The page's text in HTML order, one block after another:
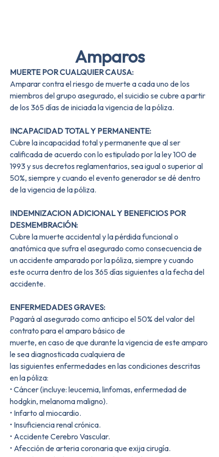
Amparos
MUERTE POR CUALQUIER CAUSA:
Amparar contra el riesgo de muerte a cada uno de los
miembros del grupo asegurado, el suicidio se cubre a partir
de los 365 días de iniciada la vigencia de la póliza.
INCAPACIDAD TOTAL Y PERMANENTE:
Cubre la incapacidad total y permanente que al ser
calificada de acuerdo con lo estipulado por la ley 100 de
1993 y sus decretos reglamentarios, sea igual o superior al
50%, siempre y cuando el evento generador se dé dentro
de la vigencia de la póliza.
INDEMNIZACION ADICIONAL Y BENEFICIOS POR
DESMEMBRACIÓN:
Cubre la muerte accidental y la pérdida funcional o
anatómica que sufra el asegurado como consecuencia de
un accidente amparado por la póliza, siempre y cuando
este ocurra dentro de los 365 días siguientes a la fecha del
accidente.
ENFERMEDADES GRAVES:
Pagará al asegurado como anticipo el 50% del valor del
contrato para el amparo básico de
muerte, en caso de que durante la vigencia de este amparo
le sea diagnosticada cualquiera de
las siguientes enfermedades en las condiciones descritas
en la póliza:
• Cáncer (incluye: leucemia, linfomas, enfermedad de
hodgkin, melanoma maligno).
• Infarto al miocardio.
• Insuficiencia renal crónica.
• Accidente Cerebro Vascular.
• Afección de arteria coronaria que exija cirugía.